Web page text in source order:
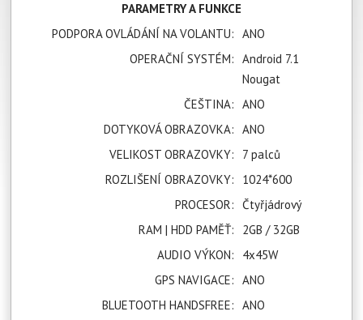
PARAMETRY A FUNKCE
PODPORA OVLÁDÁNÍ NA VOLANTU:
ANO
OPERAČNÍ SYSTÉM:
Android 7.1
Nougat
ČEŠTINA:
ANO
DOTYKOVÁ OBRAZOVKA:
ANO
VELIKOST OBRAZOVKY:
7 palců
ROZLIŠENÍ OBRAZOVKY:
1024*600
PROCESOR:
Čtyřjádrový
RAM | HDD PAMĚŤ:
2GB / 32GB
AUDIO VÝKON:
4x45W
GPS NAVIGACE:
ANO
BLUETOOTH HANDSFREE:
ANO